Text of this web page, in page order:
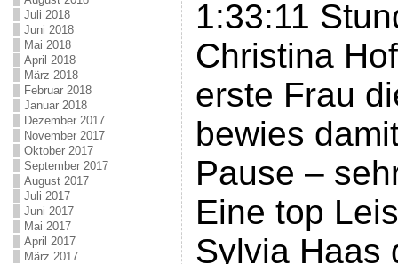
Juli 2018
Juni 2018
Mai 2018
April 2018
März 2018
Februar 2018
Januar 2018
Dezember 2017
November 2017
Oktober 2017
September 2017
August 2017
Juli 2017
Juni 2017
Mai 2017
April 2017
März 2017
1:33:11
Christina
erste Frau
bewies
Pause –
Eine top
Sylvia Haas